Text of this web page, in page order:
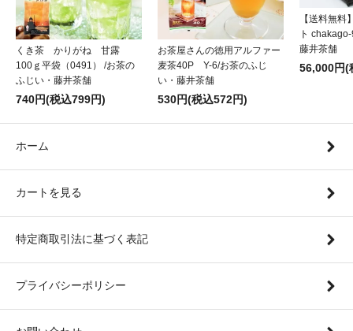
くき茶 かりがね 甘露
100ｇ平袋（0491） /お茶の
ふじい・藤井茶舗
740円(税込799円)
お茶屋さんの徳用アルファー
麦茶40P Y-6/お茶のふじ
い・藤井茶舗
530円(税込572円)
【送料無料
ト
藤井茶舗
56,000円(
ホーム
カートを見る
特定商取引法に基づく表記
プライバシーポリシー